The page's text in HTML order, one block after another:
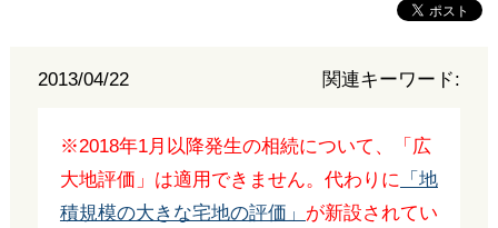
2013/04/22 関連キーワード:
※2018年1月以降発生の相続について、「広
大地評価」は適用できません。代わりに 「地
積規模の大きな宅地の評価」 が新設されてい